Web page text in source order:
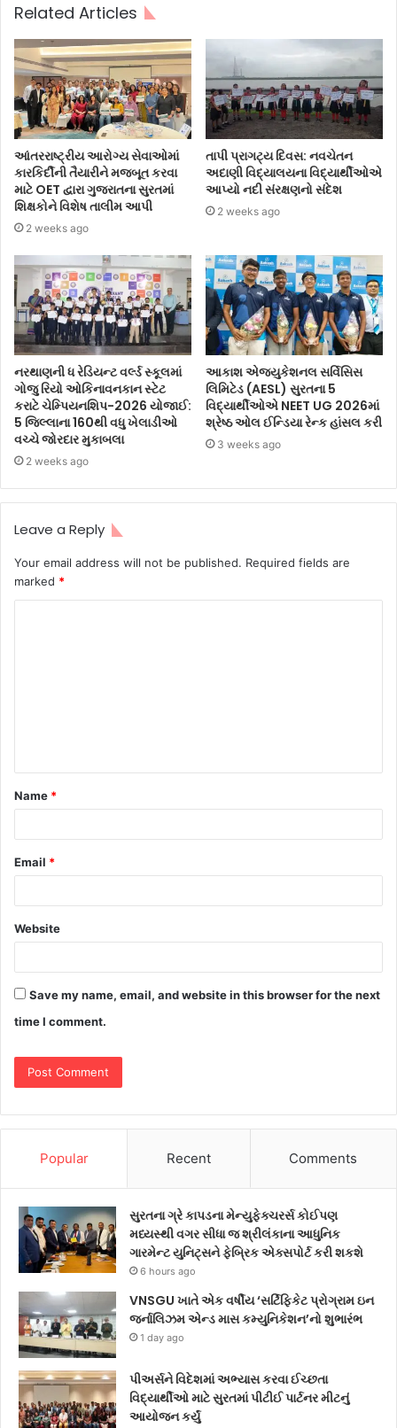
Related Articles
આંતરરાષ્ટ્રીય આરોગ્ય સેવાઓમાં
કારકિર્દીની તૈયારીને મજબૂત કરવા
માટે OET દ્વારા ગુજરાતના સુરતમાં
શિક્ષકોને વિશેષ તાલીમ આપી
2 weeks ago
તાપી પ્રાગટ્ય દિવસ: નવચેતન
અદાણી વિદ્યાલયના વિદ્યાર્થીઓએ
આપ્યો નદી સંરક્ષણનો સંદેશ
2 weeks ago
નરથાણની ધ રેડિયન્ટ વર્લ્ડ સ્કૂલમાં
ગોજુ રિયો ઓકિનાવનકાન સ્ટેટ
કરાટે ચેમ્પિયનશિપ-2026 યોજાઈ:
5 જિલ્લાના 160થી વધુ ખેલાડીઓ
વચ્ચે જોરદાર મુકાબલા
2 weeks ago
આકાશ એજ્યુકેશનલ સર્વિસિસ
લિમિટેડ (AESL) સુરતના 5
વિદ્યાર્થીઓએ NEET UG 2026માં
શ્રેષ્ઠ ઓલ ઈન્ડિયા રેન્ક હાંસલ કરી
3 weeks ago
Leave a Reply
Your email address will not be published. Required fields are
marked *
Name *
Email *
Website
Save my name, email, and website in this browser for the next
time I comment.
Popular Recent Comments
સુરતના ગ્રે કાપડના મેન્યુફેક્ચરર્સ કોઈપણ
મધ્યસ્થી વગર સીધા જ શ્રીલંકાના આધુનિક
ગારમેન્ટ યુનિટ્સને ફેબ્રિક એક્સપોર્ટ કરી શકશે
6 hours ago
VNSGU ખાતે એક વર્ષીય ‘સર્ટિફિકેટ પ્રોગ્રામ ઇન
જર્નાલિઝમ એન્ડ માસ કમ્યુનિકેશન’નો શુભારંભ
1 day ago
પીઅર્સને વિદેશમાં અભ્યાસ કરવા ઈચ્છતા
વિદ્યાર્થીઓ માટે સુરતમાં પીટીઈ પાર્ટનર મીટનું
આયોજન કર્યું